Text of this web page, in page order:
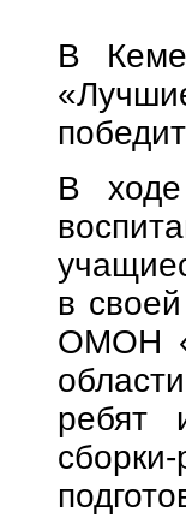
В
В ходе
в
ОМОН
ребят